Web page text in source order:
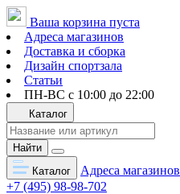
Ваша корзина пуста
Адреса магазинов
Доставка и сборка
Дизайн спортзала
Статьи
ПН-ВС с 10:00 до 22:00
Каталог
Найти
Каталог
Адреса магазинов
+7 (495) 98-98-702